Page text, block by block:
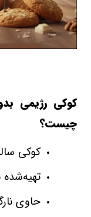
کوکی رژیمی
چیست؟
کوکی
حاوی